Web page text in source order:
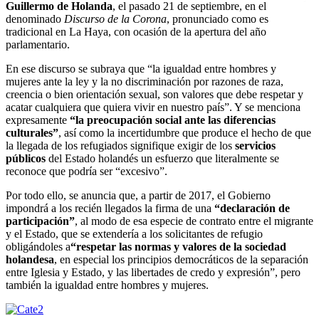
Guillermo de Holanda, el pasado 21 de septiembre, en el
denominado Discurso de la Corona, pronunciado como es
tradicional en La Haya, con ocasión de la apertura del año
parlamentario.
En ese discurso se subraya que “la igualdad entre hombres y
mujeres ante la ley y la no discriminación por razones de raza,
creencia o bien orientación sexual, son valores que debe respetar y
acatar cualquiera que quiera vivir en nuestro país”. Y se menciona
expresamente “la preocupación social ante las diferencias
culturales”, así como la incertidumbre que produce el hecho de que
la llegada de los refugiados signifique exigir de los servicios
públicos del Estado holandés un esfuerzo que literalmente se
reconoce que podría ser “excesivo”.
Por todo ello, se anuncia que, a partir de 2017, el Gobierno
impondrá a los recién llegados la firma de una “declaración de
participación”, al modo de esa especie de contrato entre el migrante
y el Estado, que se extendería a los solicitantes de refugio
obligándoles a“respetar las normas y valores de la sociedad
holandesa, en especial los principios democráticos de la separación
entre Iglesia y Estado, y las libertades de credo y expresión”, pero
también la igualdad entre hombres y mujeres.